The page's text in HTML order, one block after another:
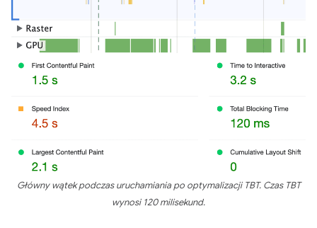
Główny wątek podczas uruchamiania po optymalizacji TBT. Czas TBT
wynosi 120 milisekund.